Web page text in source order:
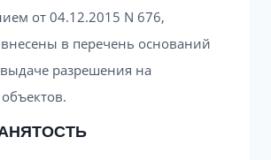
от 04.12.2015 N 676,
в перечень оснований
выдаче разрешения на